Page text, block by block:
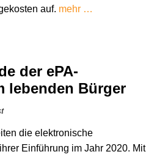
auf. mehr …
der ePA-
lebenden Bürger
die elektronische
Einführung im Jahr 2020. Mit